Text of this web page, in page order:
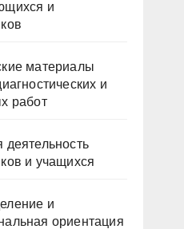
и
материалы
и
работ
деятельность
и учащихся
и
ориентация